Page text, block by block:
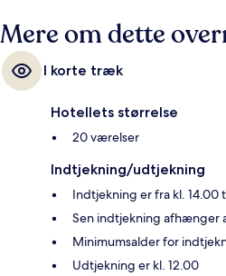
Mere om dette
I korte træk
Hotellets størrelse
20 værelser
Indtjekning/udtjekning
Indtjekning er fra kl. 14.00
Sen indtjekning afhænger
Minimumsalder for
Udtjekning er kl. 12.00